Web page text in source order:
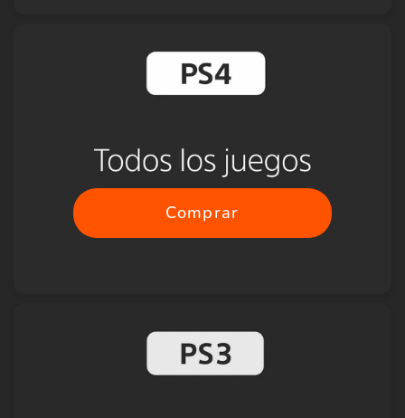
Comprar